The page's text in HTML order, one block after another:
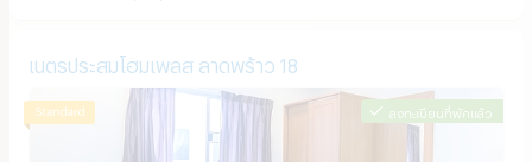
เนตรประสมโฮมเพลส ลาดพร้าว 18
ลงทะเบียนที่พักแล้ว